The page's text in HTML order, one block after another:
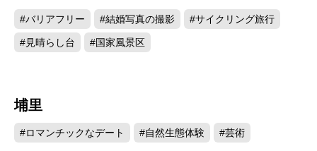
#バリアフリー #結婚写真の撮影 #サイクリング旅行
#見晴らし台 #国家風景区
埔里
#ロマンチックなデート #自然生態体験 #芸術